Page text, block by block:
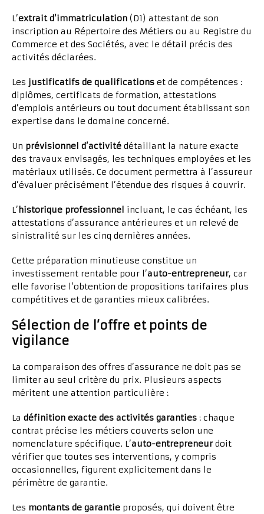
L’extrait d’immatriculation (D1) attestant de son
inscription au Répertoire des Métiers ou au Registre du
Commerce et des Sociétés, avec le détail précis des
activités déclarées.
Les justificatifs de qualifications et de compétences :
diplômes, certificats de formation, attestations
d’emplois antérieurs ou tout document établissant son
expertise dans le domaine concerné.
Un prévisionnel d’activité détaillant la nature exacte
des travaux envisagés, les techniques employées et les
matériaux utilisés. Ce document permettra à l’assureur
d’évaluer précisément l’étendue des risques à couvrir.
L’ historique professionnel incluant, le cas échéant, les
attestations d’assurance antérieures et un relevé de
sinistralité sur les cinq dernières années.
Cette préparation minutieuse constitue un
investissement rentable pour l’auto-entrepreneur, car
elle favorise l’obtention de propositions tarifaires plus
compétitives et de garanties mieux calibrées.
Sélection de l’offre et points de
vigilance
La comparaison des offres d’assurance ne doit pas se
limiter au seul critère du prix. Plusieurs aspects
méritent une attention particulière :
La définition exacte des activités garanties : chaque
contrat précise les métiers couverts selon une
nomenclature spécifique. L’auto-entrepreneurdoit
vérifier que toutes ses interventions, y compris
occasionnelles, figurent explicitement dans le
périmètre de garantie.
Les montants de garantie proposés, qui doivent être